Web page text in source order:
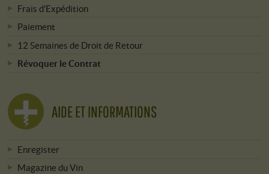
Frais d'Expédition
Paiement
12 Semaines de Droit de Retour
Révoquer le Contrat
AIDE ET INFORMATIONS
Enregister
Magazine du Vin